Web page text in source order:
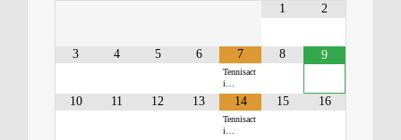
1 2
3 4 5 6 7
Tennisact
i…
8 9
10 11 12 13 14
Tennisact
i…
15 16